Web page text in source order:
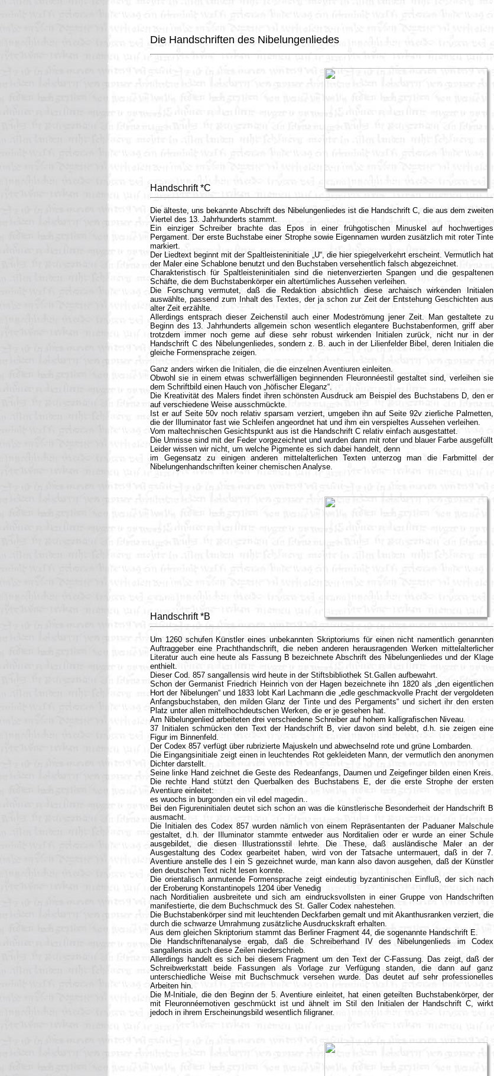
Die Handschriften des Nibelungenliedes
Handschrift *C
Die älteste, uns bekannte Abschrift des Nibelungenliedes ist die Handschrift C, die aus dem zweiten
Viertel des 13. Jahrhunderts stammt.
Ein einziger Schreiber brachte das Epos in einer frühgotischen Minuskel auf hochwertiges
Pergament. Der erste Buchstabe einer Strophe sowie Eigennamen wurden zusätzlich mit roter Tinte
markiert.
Der Liedtext beginnt mit der Spaltleisteninitiale „U“, die hier spiegelverkehrt erscheint. Vermutlich hat
der Maler eine Schablone benutzt und den Buchstaben versehentlich falsch abgezeichnet.
Charakteristisch für Spaltleisteninitialen sind die nietenverzierten Spangen und die gespaltenen
Schäfte, die dem Buchstabenkörper ein altertümliches Aussehen verleihen.
Die Forschung vermutet, daß die Redaktion absichtlich diese archaisch wirkenden Initialen
auswählte, passend zum Inhalt des Textes, der ja schon zur Zeit der Entstehung Geschichten aus
alter Zeit erzählte.
Allerdings entsprach dieser Zeichenstil auch einer Modeströmung jener Zeit. Man gestaltete zu
Beginn des 13. Jahrhunderts allgemein schon wesentlich elegantere Buchstabenformen, griff aber
trotzdem immer noch gerne auf diese sehr robust wirkenden Initialen zurück, nicht nur in der
Handschrift C des Nibelungenliedes, sondern z. B. auch in der Lilienfelder Bibel, deren Initialen die
gleiche Formensprache zeigen.
Ganz anders wirken die Initialen, die die einzelnen Aventiuren einleiten.
Obwohl sie in einem etwas schwerfälligen beginnenden Fleuronnéestil gestaltet sind, verleihen sie
dem Schriftbild einen Hauch von „höfischer Eleganz“.
Die Kreativität des Malers findet ihren schönsten Ausdruck am Beispiel des Buchstabens D, den er
auf verschiedene Weise ausschmückte.
Ist er auf Seite 50v noch relativ sparsam verziert, umgeben ihn auf Seite 92v zierliche Palmetten,
die der Illuminator fast wie Schleifen angeordnet hat und ihm ein verspieltes Aussehen verleihen.
Vom maltechnischen Gesichtspunkt aus ist die Handschrift C relativ einfach ausgestattet.
Die Umrisse sind mit der Feder vorgezeichnet und wurden dann mit roter und blauer Farbe ausgefüllt
Leider wissen wir nicht, um welche Pigmente es sich dabei handelt, denn
im Gegensatz zu einigen anderen mittelalterlichen Texten unterzog man die Farbmittel der
Nibelungenhandschriften keiner chemischen Analyse.
Handschrift *B
Um 1260 schufen Künstler eines unbekannten Skriptoriums für einen nicht namentlich genannten
Auftraggeber eine Prachthandschrift, die neben anderen herausragenden Werken mittelalterlicher
Literatur auch eine heute als Fassung B bezeichnete Abschrift des Nibelungenliedes und der Klage
enthielt.
Dieser Cod. 857 sangallensis wird heute in der Stiftsbibliothek St.Gallen aufbewahrt.
Schon der Germanist Friedrich Heinrich von der Hagen bezeichnete ihn 1820 als „den eigentlichen
Hort der Nibelungen“ und 1833 lobt Karl Lachmann die „edle geschmackvolle Pracht der vergoldeten
Anfangsbuchstaben, den milden Glanz der Tinte und des Pergaments“ und sichert ihr den ersten
Platz unter allen mittelhochdeutschen Werken, die er je gesehen hat.
Am Nibelungenlied arbeiteten drei verschiedene Schreiber auf hohem kalligrafischen Niveau.
37 Initialen schmücken den Text der Handschrift B, vier davon sind belebt, d.h. sie zeigen eine
Figur im Binnenfeld.
Der Codex 857 verfügt über rubrizierte Majuskeln und abwechselnd rote und grüne Lombarden.
Die Eingangsinitiale zeigt einen in leuchtendes Rot gekleideten Mann, der vermutlich den anonymen
Dichter darstellt.
Seine linke Hand zeichnet die Geste des Redeanfangs, Daumen und Zeigefinger bilden einen Kreis.
Die rechte Hand stützt den Querbalken des Buchstabens E, der die erste Strophe der ersten
Aventiure einleitet:
es wuochs in burgonden ein vil edel magedin..
Bei den Figureninitialen deutet sich schon an was die künstlerische Besonderheit der Handschrift B
ausmacht.
Die Initialen des Codex 857 wurden nämlich von einem Repräsentanten der Paduaner Malschule
gestaltet, d.h. der Illuminator stammte entweder aus Norditalien oder er wurde an einer Schule
ausgebildet, die diesen Illustrationsstil lehrte. Die These, daß ausländische Maler an der
Ausgestaltung des Codex gearbeitet haben, wird von der Tatsache untermauert, daß in der 7.
Aventiure anstelle des I ein S gezeichnet wurde, man kann also davon ausgehen, daß der Künstler
den deutschen Text nicht lesen konnte.
Die orientalisch anmutende Formensprache zeigt eindeutig byzantinischen Einfluß, der sich nach
der Eroberung Konstantinopels 1204 über Venedig
nach Norditialien ausbreitete und sich am eindrucksvollsten in einer Gruppe von Handschriften
manifestierte, die dem Buchschmuck des St. Galler Codex nahestehen.
Die Buchstabenkörper sind mit leuchtenden Deckfarben gemalt und mit Akanthusranken verziert, die
durch die schwarze Umrahmung zusätzliche Ausdruckskraft erhalten.
Aus dem gleichen Skriptorium stammt das Berliner Fragment 44, die sogenannte Handschrift E.
Die Handschriftenanalyse ergab, daß die Schreiberhand IV des Nibelungenlieds im Codex
sangallensis auch diese Zeilen niederschrieb.
Allerdings handelt es sich bei diesem Fragment um den Text der C-Fassung. Das zeigt, daß der
Schreibwerkstatt beide Fassungen als Vorlage zur Verfügung standen, die dann auf ganz
unterschiedliche Weise mit Buchschmuck versehen wurde. Das deutet auf sehr professionelles
Arbeiten hin.
Die M-Initiale, die den Beginn der 5. Aventiure einleitet, hat einen geteilten Buchstabenkörper, der
mit Fleuronnéemotiven geschmückt ist und ähnelt im Stil den Initialen der Handschrift C, wirkt
jedoch in ihrem Erscheinungsbild wesentlich filigraner.